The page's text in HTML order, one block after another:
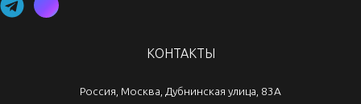
КОНТАКТЫ
Россия, Москва, Дубнинская улица, 83А